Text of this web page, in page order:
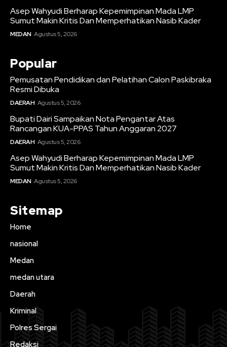
Asep Wahyudi Berharap Kepemimpinan Mada LMP
Sumut Makin Kritis Dan Memperhatikan Nasib Kader
MEDAN Agustus 5, 2026
Popular
Pemusatan Pendidikan dan Pelatihan Calon Paskibraka
Resmi Dibuka
DAERAH Agustus 5, 2026
Bupati Dairi Sampaikan Nota Pengantar Atas
Rancangan KUA-PPAS Tahun Anggaran 2027
DAERAH Agustus 5, 2026
Asep Wahyudi Berharap Kepemimpinan Mada LMP
Sumut Makin Kritis Dan Memperhatikan Nasib Kader
MEDAN Agustus 5, 2026
Sitemap
Home
nasional
Medan
medan utara
Daerah
Kriminal
Polres Sergai
Redaksi